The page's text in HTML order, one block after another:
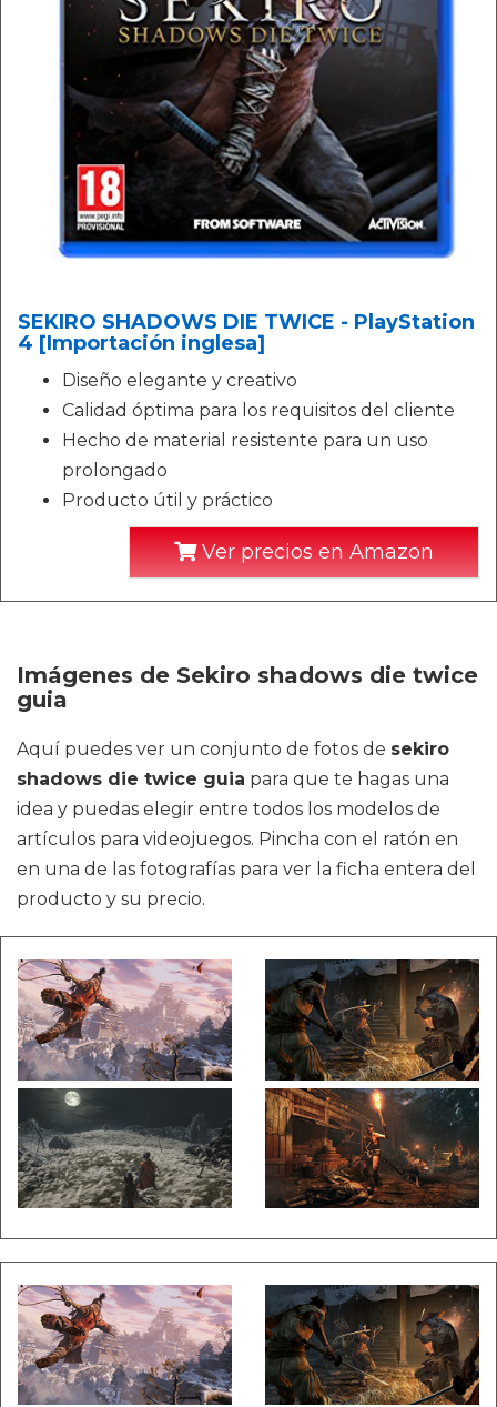
SEKIRO SHADOWS DIE TWICE - PlayStation
4 [Importación inglesa]
Diseño elegante y creativo
Calidad óptima para los requisitos del cliente
Hecho de material resistente para un uso
prolongado
Producto útil y práctico
Ver precios en Amazon
Imágenes de Sekiro shadows die twice
guia
Aquí puedes ver un conjunto de fotos de sekiro
shadows die twice guia para que te hagas una
idea y puedas elegir entre todos los modelos de
artículos para videojuegos. Pincha con el ratón en
en una de las fotografías para ver la ficha entera del
producto y su precio.